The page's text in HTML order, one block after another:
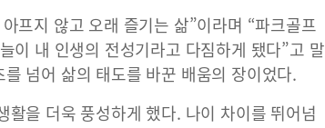
프지 않고 오래 즐기는 삶”이라며 “파크골프
이 내 인생의 전성기라고 다짐하게 됐다”고 말
넘어 삶의 태도를 바꾼 배움의 장이었다.
을 더욱 풍성하게 했다. 나이 차이를 뛰어넘